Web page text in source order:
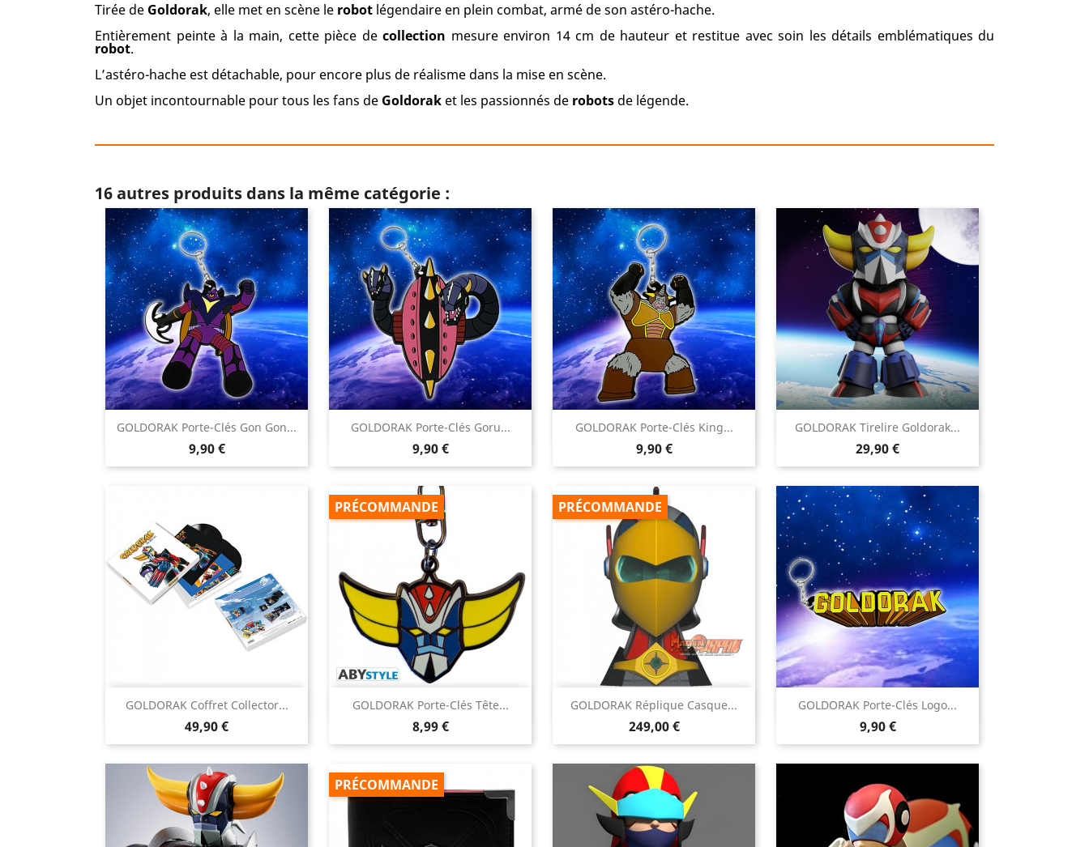
Tirée de Goldorak, elle met en scène le robot légendaire en plein combat, armé de son astéro-hache.
Entièrement peinte à la main, cette pièce de collection mesure environ 14 cm de hauteur et restitue avec soin les détails emblématiques du
robot.
L’astéro-hache est détachable, pour encore plus de réalisme dans la mise en scène.
Un objet incontournable pour tous les fans de Goldorak et les passionnés de robots de légende.
16 autres produits dans la même catégorie :
GOLDORAK Porte-Clés Gon Gon...
Prix
9,90 €
Aperçu rapide GOLDORAK Porte-Clés Goru...
Prix
9,90 €
Aperçu rapide GOLDORAK Porte-Clés King...
Prix
9,90 €
Aperçu rapide GOLDORAK Tirelire Goldorak...
Prix
29,90 €
Aperçu rapide
GOLDORAK Coffret Collector...
Prix
49,90 €
Aperçu rapide GOLDORAK Porte-Clés Tête...
Prix
8,99 €
PRÉCOMMANDE
Aperçu rapide GOLDORAK Réplique Casque...
Prix
249,00 €
PRÉCOMMANDE
Aperçu rapide GOLDORAK Porte-Clés Logo...
Prix
9,90 €
Aperçu rapide
PRÉCOMMANDE